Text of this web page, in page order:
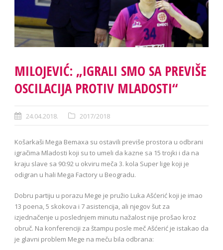
MILOJEVIĆ: „IGRALI SMO SA PREVIŠE
OSCILACIJA PROTIV MLADOSTI“
24.04.2018. 2017/2018
Košarkaši Mega Bemaxa su ostavili previše prostora u odbrani
igračima Mladosti koji su to umeli da kazne sa 15 trojki i da na
kraju slave sa 90:92 u okviru meča 3. kola Super lige koji je
odigran u hali Mega Factory u Beogradu.
Dobru partiju u porazu Mege je pružio Luka Ašćerić koji je imao
13 poena, 5 skokova i 7 asistencija, ali njegov šut za
izjednačenje u poslednjem minutu nažalost nije prošao kroz
obruč. Na konferenciji za štampu posle meč Ašćerić je istakao da
je glavni problem Mege na meču bila odbrana: